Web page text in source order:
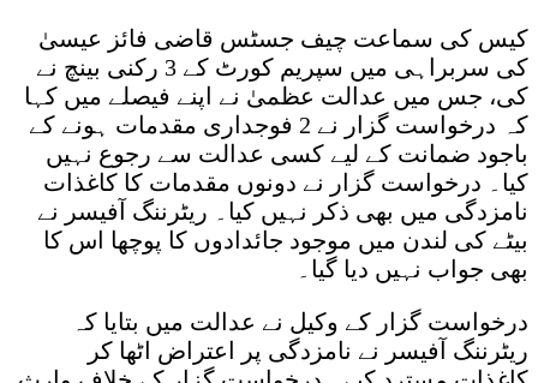
کیس کی سماعت چیف جسٹس قاضی فائز عیسیٰ
کی سربراہی میں سپریم کورٹ کے 3 رکنی بینچ نے
کی، جس میں عدالت عظمیٰ نے اپنے فیصلے میں کہا
کہ درخواست گزار نے 2 فوجداری مقدمات ہونے کے
باجود ضمانت کے لیے کسی عدالت سے رجوع نہیں
کیا۔ درخواست گزار نے دونوں مقدمات کا کاغذات
نامزدگی میں بھی ذکر نہیں کیا۔ ریٹرننگ آفیسر نے
بیٹے کی لندن میں موجود جائدادوں کا پوچھا اس کا
بھی جواب نہیں دیا گیا۔
درخواست گزار کے وکیل نے عدالت میں بتایا کہ
ریٹرننگ آفیسر نے نامزدگی پر اعتراض اٹھا کر